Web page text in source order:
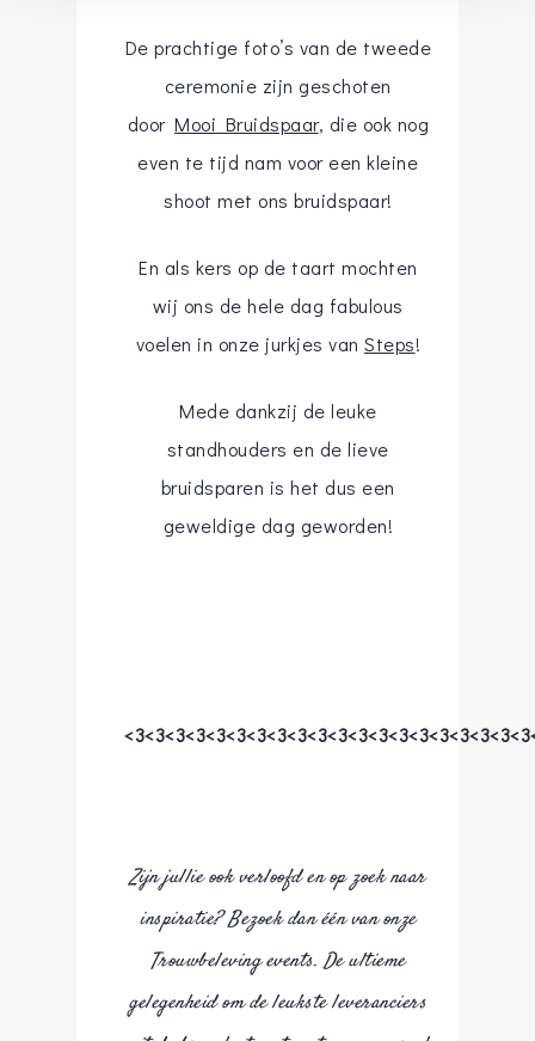
De prachtige foto’s van de tweede
ceremonie zijn geschoten
doorMooi Bruidspaar, die ook nog
even te tijd nam voor een kleine
shoot met ons bruidspaar!
En als kers op de taart mochten
wij ons de hele dag fabulous
voelen in onze jurkjes vanSteps!
Mede dankzij de leuke
standhouders en de lieve
bruidsparen is het dus een
geweldige dag geworden!
Zijn jullie ook verloofd en op zoek naar
inspiratie? Bezoek dan één van onze
Trouwbeleving events. De ultieme
gelegenheid om de leukste leveranciers